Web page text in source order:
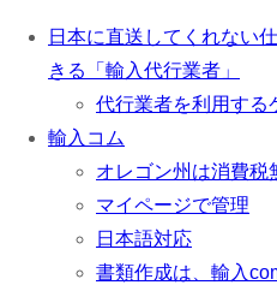
日本に直送してくれない
きる「輸入代行業者」
代行業者を利用する
輸入コム
オレゴン州は消費税
マイページで管理
日本語対応
書類作成は、輸入